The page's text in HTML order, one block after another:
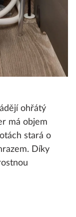
ohřátý
má objem
stará o
Díky